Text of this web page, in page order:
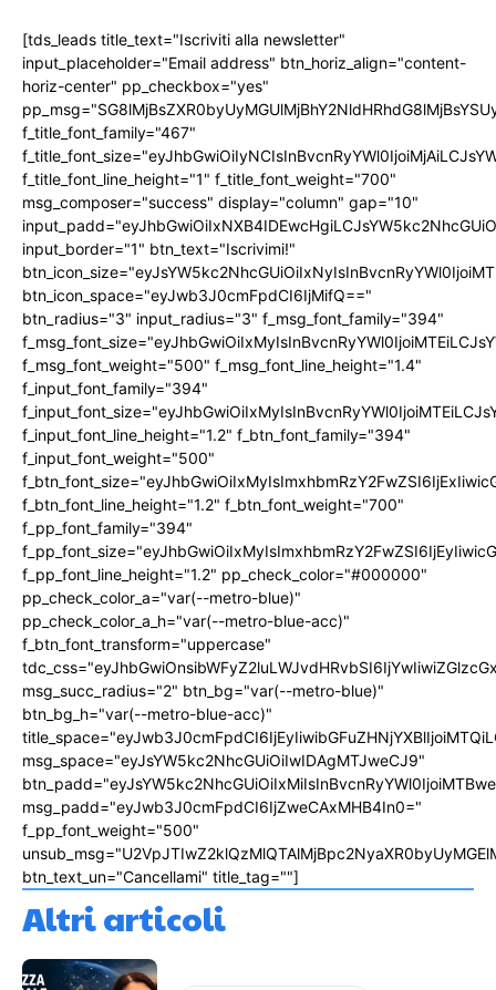
[tds_leads title_text="Iscriviti alla newsletter"
input_placeholder="Email address" btn_horiz_align="content-
horiz-center" pp_checkbox="yes"
f_title_font_family="467"
f_title_font_line_height="1" f_title_font_weight="700"
msg_composer="success" display="column" gap="10"
input_border="1" btn_text="Iscrivimi!"
btn_icon_space="eyJwb3J0cmFpdCI6IjMifQ=="
btn_radius="3" input_radius="3" f_msg_font_family="394"
f_msg_font_weight="500" f_msg_font_line_height="1.4"
f_input_font_family="394"
f_input_font_line_height="1.2" f_btn_font_family="394"
f_input_font_weight="500"
f_btn_font_line_height="1.2" f_btn_font_weight="700"
f_pp_font_family="394"
f_pp_font_line_height="1.2" pp_check_color="#000000"
pp_check_color_a="var(--metro-blue)"
pp_check_color_a_h="var(--metro-blue-acc)"
f_btn_font_transform="uppercase"
msg_succ_radius="2" btn_bg="var(--metro-blue)"
btn_bg_h="var(--metro-blue-acc)"
msg_space="eyJsYW5kc2NhcGUiOiIwIDAgMTJweCJ9"
msg_padd="eyJwb3J0cmFpdCI6IjZweCAxMHB4In0="
f_pp_font_weight="500"
btn_text_un="Cancellami" title_tag=""]
Altri articoli